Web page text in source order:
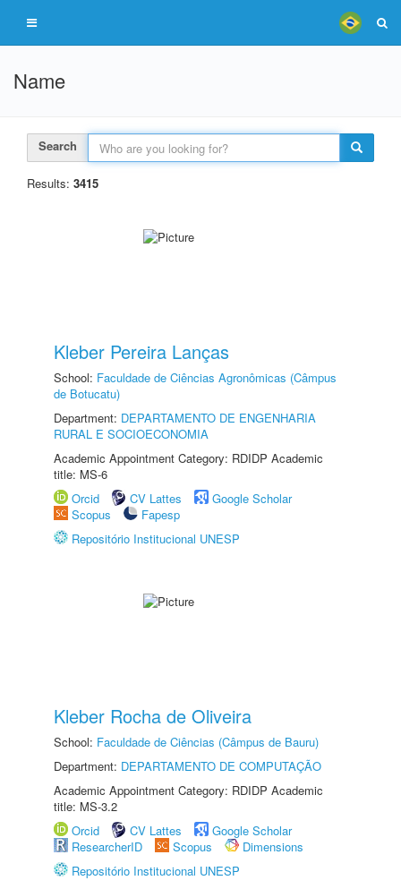
Name
Search
Results: 3415
Kleber Pereira Lanças
School: Faculdade de Ciências Agronômicas (Câmpus
de Botucatu)
Department: DEPARTAMENTO DE ENGENHARIA
RURAL E SOCIOECONOMIA
Academic Appointment Category: RDIDP Academic
title: MS-6
Orcid
CV Lattes
Google Scholar
Scopus
Fapesp
Repositório Institucional UNESP
Kleber Rocha de Oliveira
School: Faculdade de Ciências (Câmpus de Bauru)
Department: DEPARTAMENTO DE COMPUTAÇÃO
Academic Appointment Category: RDIDP Academic
title: MS-3.2
Orcid
CV Lattes
Google Scholar
ResearcherID
Scopus
Dimensions
Repositório Institucional UNESP